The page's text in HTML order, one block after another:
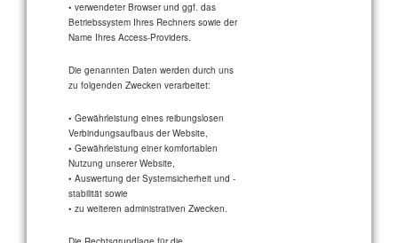
• verwendeter Browser und ggf. das
Betriebssystem Ihres Rechners sowie der
Name Ihres Access-Providers.
Die genannten Daten werden durch uns
zu folgenden Zwecken verarbeitet:
• Gewährleistung eines reibungslosen
Verbindungsaufbaus der Website,
• Gewährleistung einer komfortablen
Nutzung unserer Website,
• Auswertung der Systemsicherheit und -
stabilität sowie
• zu weiteren administrativen Zwecken.